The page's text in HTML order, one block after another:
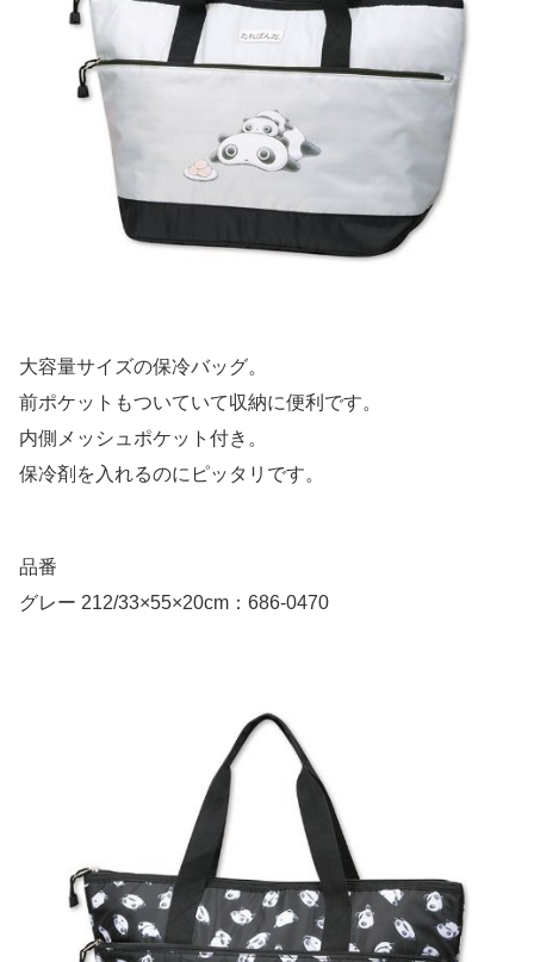
大容量サイズの保冷バッグ。
前ポケットもついていて収納に便利です。
内側メッシュポケット付き。
保冷剤を入れるのにピッタリです。
品番
グレー 212/33×55×20cm：686-0470